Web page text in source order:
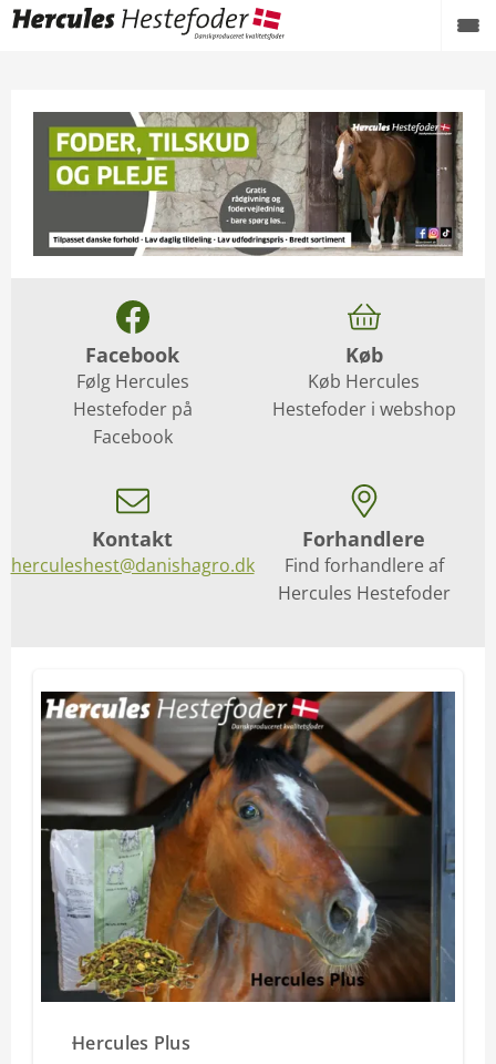
Facebook
Følg Hercules
Hestefoder på
Facebook
Køb
Køb Hercules
Hestefoder i webshop
Kontakt
herculeshest@danishagro.dk
Forhandlere
Find forhandlere af
Hercules Hestefoder
Hercules Plus